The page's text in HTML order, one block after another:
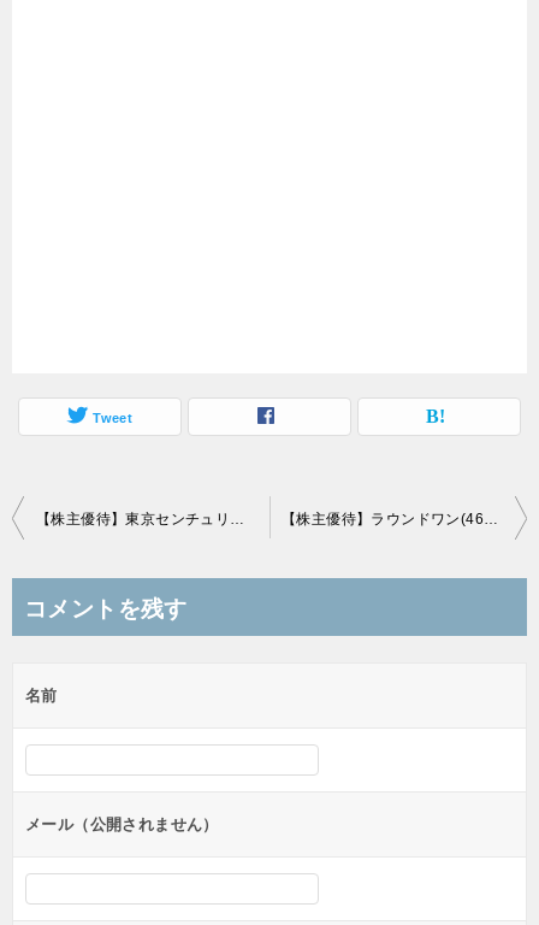
Tweet
投
ビ
ー
シ
ン
【株主優待】東京センチュリー(8439)の優待到着！オリジナルQUOカード！ 【株主優待】ラウンドワン(4680)の優待到着！500円割引券2000円分など！
コメントを残す
名前
メール（公開されません）